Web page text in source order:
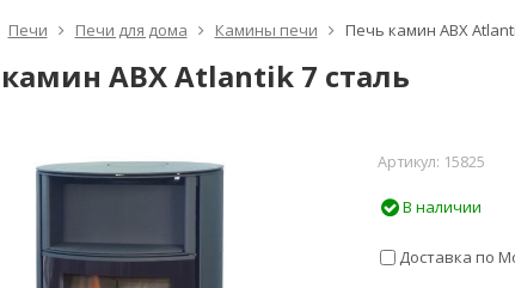
Печи Печи для дома Камины печи Печь камин ABX
ABX Atlantik 7 сталь
Артикул: 15825
В наличии
Доставка по